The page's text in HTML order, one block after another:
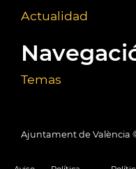
Actualidad
Temas
Ajuntament de València